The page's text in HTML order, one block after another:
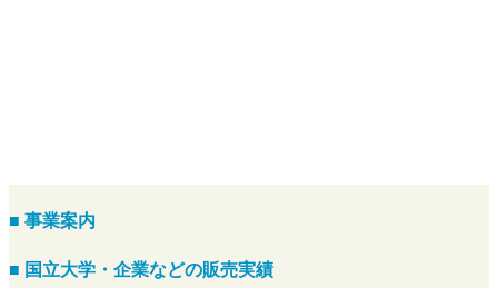
■ 事業案内
■ 国立大学・企業などの販売実績